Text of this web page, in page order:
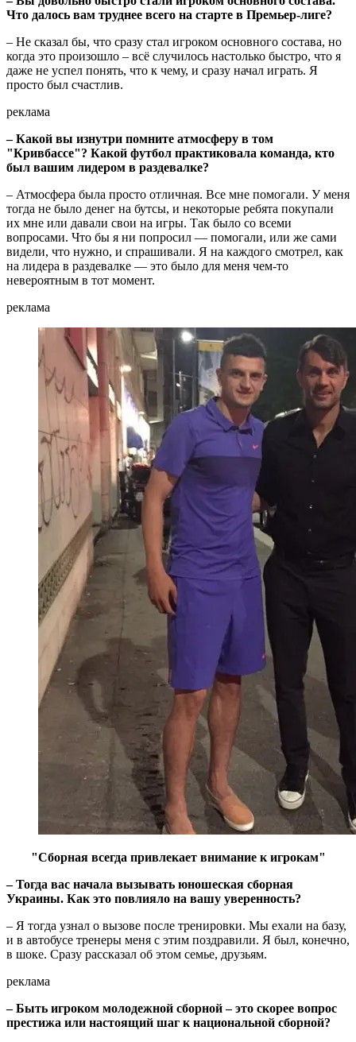
Что далось вам труднее всего на старте в Премьер-лиге?
– Не сказал бы, что сразу стал игроком основного состава, но
когда это произошло – всё случилось настолько быстро, что я
даже не успел понять, что к чему, и сразу начал играть. Я
просто был счастлив.
реклама
– Какой вы изнутри помните атмосферу в том
"Кривбассе"? Какой футбол практиковала команда, кто
был вашим лидером в раздевалке?
– Атмосфера была просто отличная. Все мне помогали. У меня
тогда не было денег на бутсы, и некоторые ребята покупали
их мне или давали свои на игры. Так было со всеми
вопросами. Что бы я ни попросил — помогали, или же сами
видели, что нужно, и спрашивали. Я на каждого смотрел, как
на лидера в раздевалке — это было для меня чем-то
невероятным в тот момент.
реклама
"Сборная всегда привлекает внимание к игрокам"
– Тогда вас начала вызывать юношеская сборная
Украины. Как это повлияло на вашу уверенность?
– Я тогда узнал о вызове после тренировки. Мы ехали на базу,
и в автобусе тренеры меня с этим поздравили. Я был, конечно,
в шоке. Сразу рассказал об этом семье, друзьям.
реклама
– Быть игроком молодежной сборной – это скорее вопрос
престижа или настоящий шаг к национальной сборной?